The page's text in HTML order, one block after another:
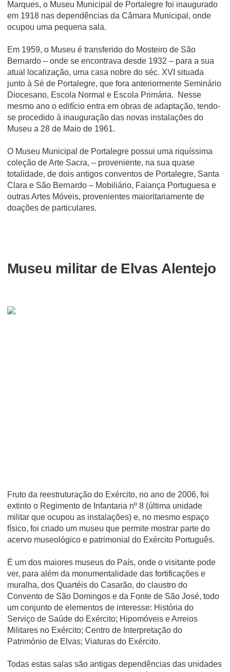
Marques, o Museu Municipal de Portalegre foi inaugurado
em 1918 nas dependências da Câmara Municipal, onde
ocupou uma pequena sala.
Em 1959, o Museu é transferido do Mosteiro de São
Bernardo – onde se encontrava desde 1932 – para a sua
atual localização, uma casa nobre do séc. XVI situada
junto à Sé de Portalegre, que fora anteriormente Seminário
Diocesano, Escola Normal e Escola Primária. Nesse
mesmo ano o edifício entra em obras de adaptação, tendo-
se procedido á inauguração das novas instalações do
Museu a 28 de Maio de 1961.
O Museu Municipal de Portalegre possui uma riquíssima
coleção de Arte Sacra, – proveniente, na sua quase
totalidade, de dois antigos conventos de Portalegre, Santa
Clara e São Bernardo – Mobiliário, Faiança Portuguesa e
outras Artes Móveis, provenientes maioritariamente de
doações de particulares.
Museu militar de Elvas Alentejo
Fruto da reestruturação do Exército, no ano de 2006, foi
extinto o Regimento de Infantaria nº 8 (última unidade
militar que ocupou as instalações) e, no mesmo espaço
físico, foi criado um museu que permite mostrar parte do
acervo museológico e patrimonial do Exército Português.
É um dos maiores museus do País, onde o visitante pode
ver, para além da monumentalidade das fortificações e
muralha, dos Quartéis do Casarão, do claustro do
Convento de São Domingos e da Fonte de São José, todo
um conjunto de elementos de interesse: História do
Serviço de Saúde do Exército; Hipomóveis e Arreios
Militares no Exército; Centro de Interpretação do
Património de Elvas; Viaturas do Exército.
Todas estas salas são antigas dependências das unidades